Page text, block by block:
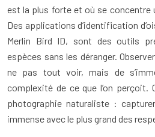
est la plus forte et où se concentre
Des applications d’identification
Merlin Bird ID, sont des outils
espèces sans les déranger.
ne pas tout voir, mais de
complexité de ce que l’on perçoit.
photographie naturaliste :
immense avec le plus grand des